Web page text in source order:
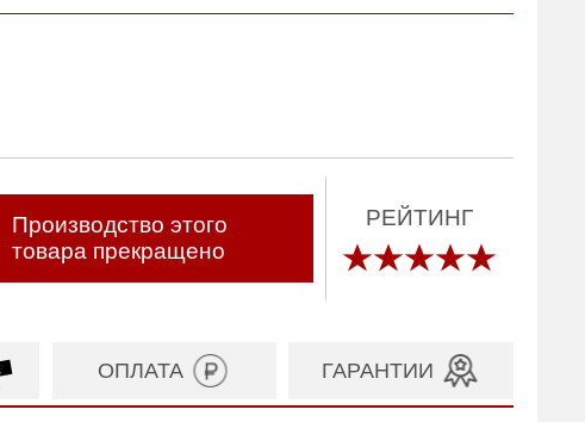
Производство этого
товара прекращено
РЕЙТИНГ
ОПЛАТА ГАРАНТИИ